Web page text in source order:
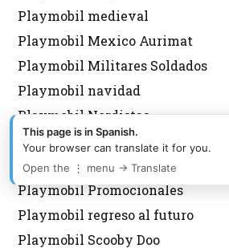
Playmobil medieval
Playmobil Mexico Aurimat
Playmobil Militares Soldados
Playmobil navidad
Playmobil Nordistas
Playmobil Personalizados Custom
Playmobil Princess
Playmobil Promocionales
Playmobil regreso al futuro
Playmobil Scooby Doo
This page is in Spanish.
Your browser can translate it for you.
Open the ⋮ menu → Translate